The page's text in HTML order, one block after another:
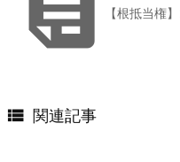
【根抵当権
 関連記事